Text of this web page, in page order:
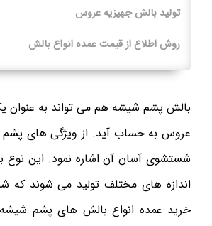
تولید بالش جهیزیه عروس
روش اطلاع از قیمت عمده انواع بالش
بالش پشم شیشه هم می تواند به عنوان
عروس به حساب آید. از ویژگی های
شستشوی آسان آن اشاره نمود. این نوع
اندازه های مختلف تولید می شوند که
خرید عمده انواع بالش های پشم